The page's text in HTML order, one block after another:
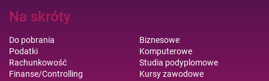
Na skróty
Do pobrania
Podatki
Rachunkowość
Finanse/Controlling
Biznesowe
Komputerowe
Studia podyplomowe
Kursy zawodowe